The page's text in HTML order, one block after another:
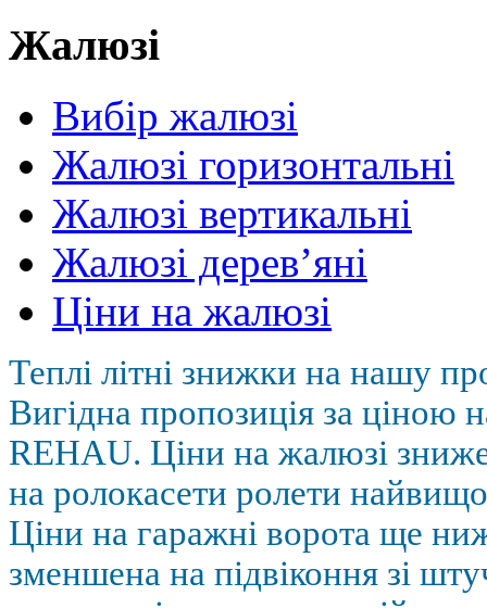
Жалюзі
Вибір жалюзі
Жалюзі горизонтальні
Жалюзі вертикальні
Жалюзі дерев’яні
Ціни на жалюзі
Теплі літні знижки на нашу
Вигідна пропозиція за ціною
REHAU. Ціни на жалюзі
на ролокасети ролети
Ціни на гаражні ворота ще
зменшена на підвіконня зі